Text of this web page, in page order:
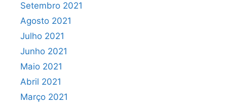
Setembro 2021
Agosto 2021
Julho 2021
Junho 2021
Maio 2021
Abril 2021
Março 2021